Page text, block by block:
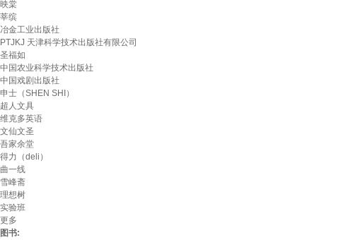
映棠
莘缤
冶金工业出版社
PTJKJ 天津科学技术出版社有限公司
圣福如
中国农业科学技术出版社
中国戏剧出版社
申士（SHEN SHI）
超人文具
维克多英语
文仙文圣
吾家余堂
得力（deli）
曲一线
雪峰斋
理想树
实验班
更多
图书: